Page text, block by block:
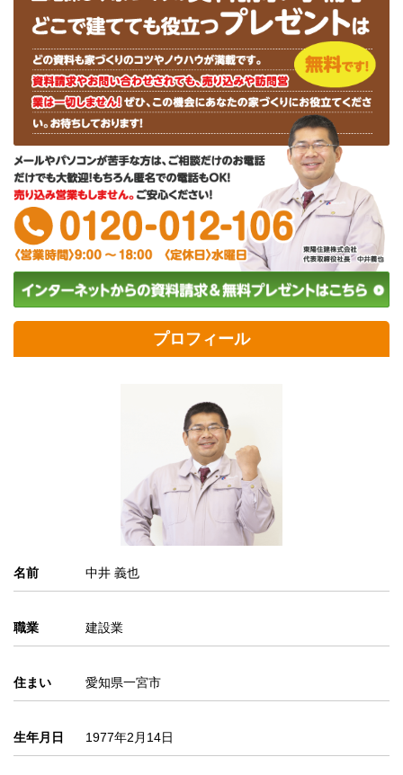
プロフィール
名前 中井 義也
職業 建設業
住まい 愛知県一宮市
生年月日 1977年2月14日